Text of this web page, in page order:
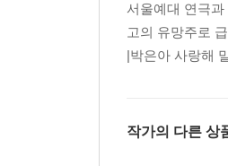
서울예대 연극
고의 유망주로
|박은아 사랑해
작가의 다른 상